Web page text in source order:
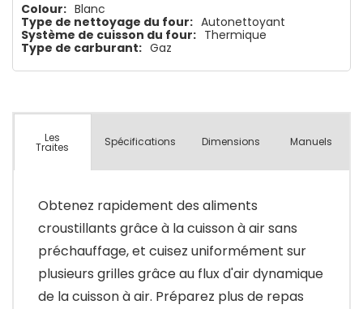
Colour: Blanc
Type de nettoyage du four: Autonettoyant
Système de cuisson du four: Thermique
Type de carburant: Gaz
Les
Traites Spécifications Dimensions Manuels
Obtenez rapidement des aliments
croustillants grâce à la cuisson à air sans
préchauffage, et cuisez uniformément sur
plusieurs grilles grâce au flux d'air dynamique
de la cuisson à air. Préparez plus de repas